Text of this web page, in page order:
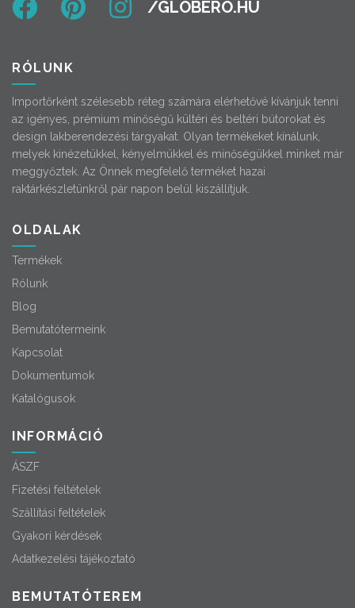
RÓLUNK
Importőrként szélesebb réteg számára elérhetővé kívánjuk tenni
az igényes, prémium minőségű kültéri és beltéri bútorokat és
design lakberendezési tárgyakat. Olyan termékeket kínálunk,
melyek kinézetükkel, kényelmükkel és minőségükkel minket már
meggyőztek. Az Önnek megfelelő terméket hazai
raktárkészletünkről pár napon belül kiszállítjuk.
OLDALAK
Termékek
Rólunk
Blog
Bemutatótermeink
Kapcsolat
Dokumentumok
Katalógusok
INFORMÁCIÓ
ÁSZF
Fizetési feltételek
Szállítási feltételek
Gyakori kérdések
Adatkezelési tájékoztató
BEMUTATÓTEREM